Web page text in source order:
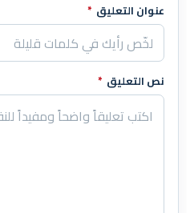
عنوان التعليق *
نص التعليق *